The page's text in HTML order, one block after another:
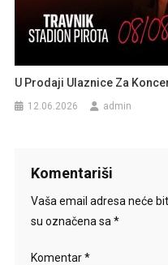
U Prodaji Ulaznice Za
12.06.2026 admin
Komentariši
Vaša email adresa neće
su označena sa *
Komentar*